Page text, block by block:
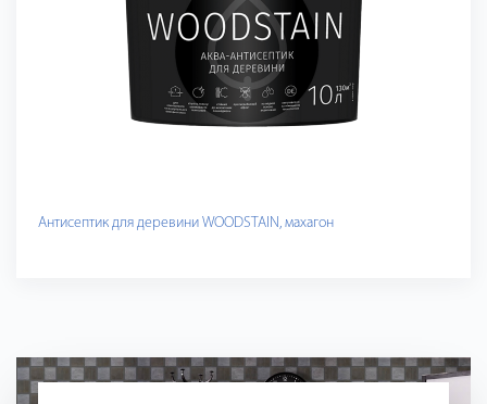
Антисептик для деревини WOODSTAIN, махагон